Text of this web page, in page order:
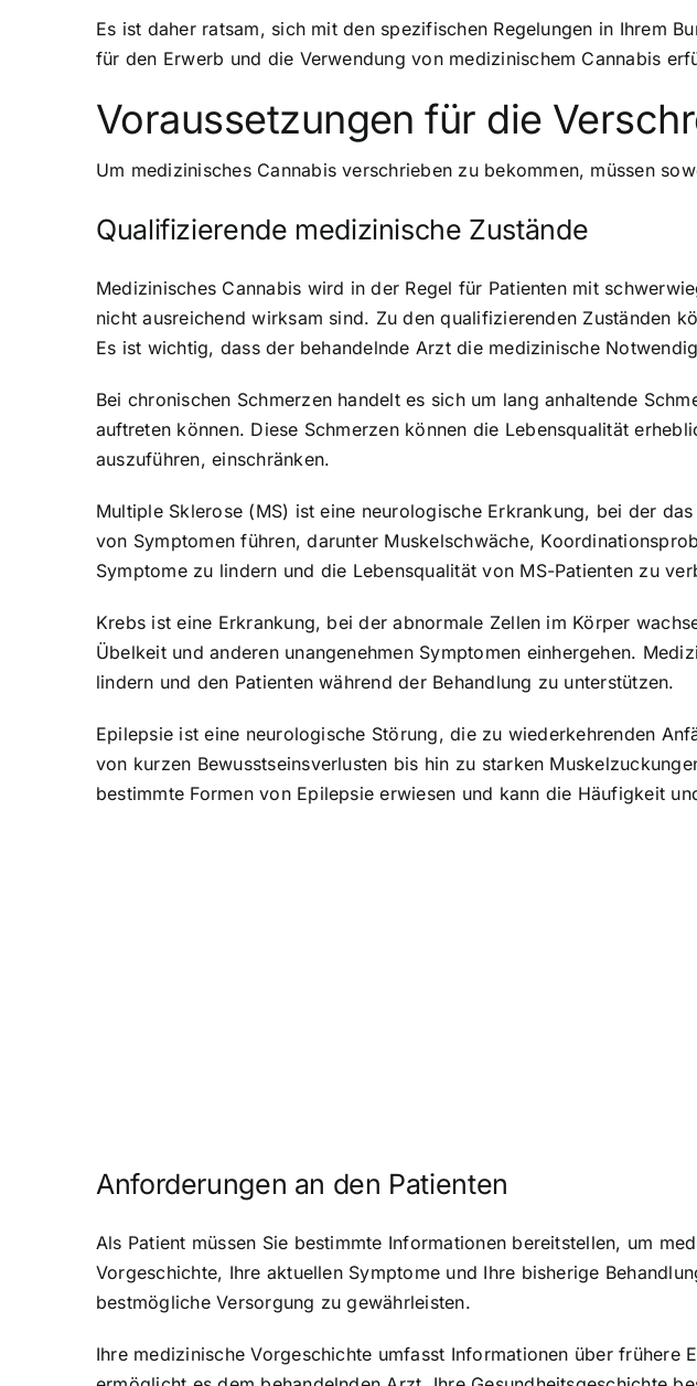
Es ist daher ratsam, sich mit den spezifischen Regelungen in Ihrem
für den Erwerb und die Verwendung von medizinischem Cannabis
Voraussetzungen für die
Um medizinisches Cannabis verschrieben zu bekommen, müssen
Qualifizierende medizinische Zustände
Medizinisches Cannabis wird in der Regel für Patienten mit
nicht ausreichend wirksam sind. Zu den qualifizierenden Zuständen
Es ist wichtig, dass der behandelnde Arzt die medizinische
Bei chronischen Schmerzen handelt es sich um lang anhaltende
auftreten können. Diese Schmerzen können die Lebensqualität
auszuführen, einschränken.
Multiple Sklerose (MS) ist eine neurologische Erkrankung, bei der
von Symptomen führen, darunter Muskelschwäche,
Symptome zu lindern und die Lebensqualität von MS-Patienten zu
Krebs ist eine Erkrankung, bei der abnormale Zellen im Körper
Übelkeit und anderen unangenehmen Symptomen einhergehen.
lindern und den Patienten während der Behandlung zu unterstützen.
Epilepsie ist eine neurologische Störung, die zu wiederkehrenden
von kurzen Bewusstseinsverlusten bis hin zu starken
bestimmte Formen von Epilepsie erwiesen und kann die Häufigkeit
Anforderungen an den Patienten
Als Patient müssen Sie bestimmte Informationen bereitstellen, um
Vorgeschichte, Ihre aktuellen Symptome und Ihre bisherige
bestmögliche Versorgung zu gewährleisten.
Ihre medizinische Vorgeschichte umfasst Informationen über frühere